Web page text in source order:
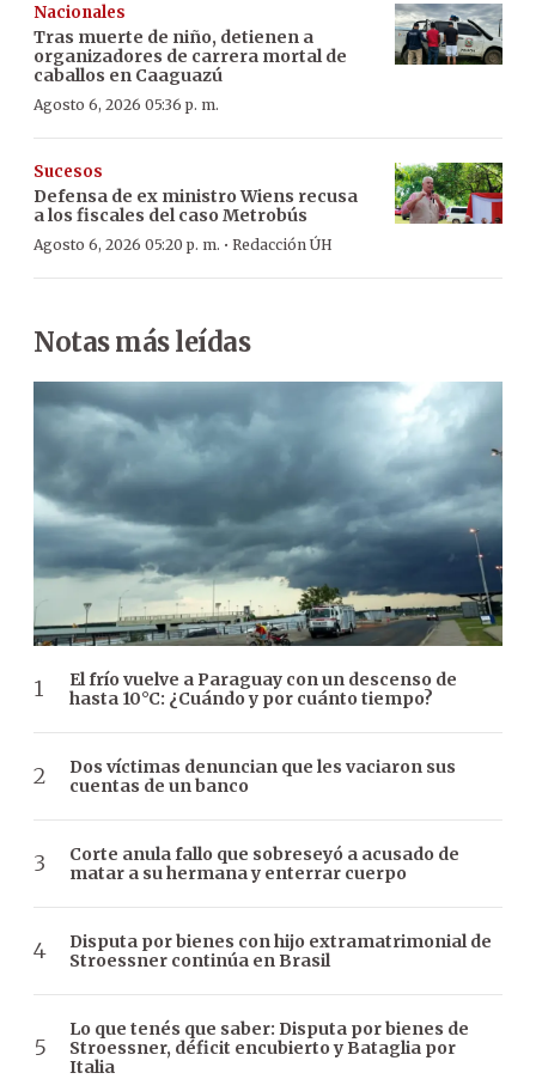
Nacionales
Tras muerte de niño, detienen a
organizadores de carrera mortal de
caballos en Caaguazú
Agosto 6, 2026 05:36 p. m.
Sucesos
Defensa de ex ministro Wiens recusa
a los fiscales del caso Metrobús
Agosto 6, 2026 05:20 p. m. · Redacción ÚH
Notas más leídas
El frío vuelve a Paraguay con un descenso de
hasta 10°C: ¿Cuándo y por cuánto tiempo?
Dos víctimas denuncian que les vaciaron sus
cuentas de un banco
Corte anula fallo que sobreseyó a acusado de
matar a su hermana y enterrar cuerpo
Disputa por bienes con hijo extramatrimonial de
Stroessner continúa en Brasil
Lo que tenés que saber: Disputa por bienes de
Stroessner, déficit encubierto y Bataglia por
Italia